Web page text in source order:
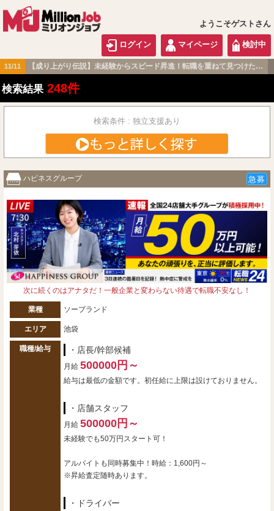
ようこそゲストさん
ログイン マイページ 検討中
06/17 【成り上がり伝説】 ほどよい緊張感と大きな達成感。 毎日モチベーション高く過ごせる職場です！
関東版
検索結果 248件
検索条件 : 独立支援あり
ハピネスグループ 急募
次に続くのはアナタだ！一般企業と変わらない待遇で転職不安なし！
業種 ソープランド
エリア 池袋
職種/給与 ・店長/幹部候補
月給 500000円～
給与は最低の金額です。初任給に上限は設けておりません。
・店舗スタッフ
月給 500000円～
未経験でも50万円スタート可！
アルバイトも同時募集中！時給：1,600円～
※昇給査定随時あります。
・ドライバー